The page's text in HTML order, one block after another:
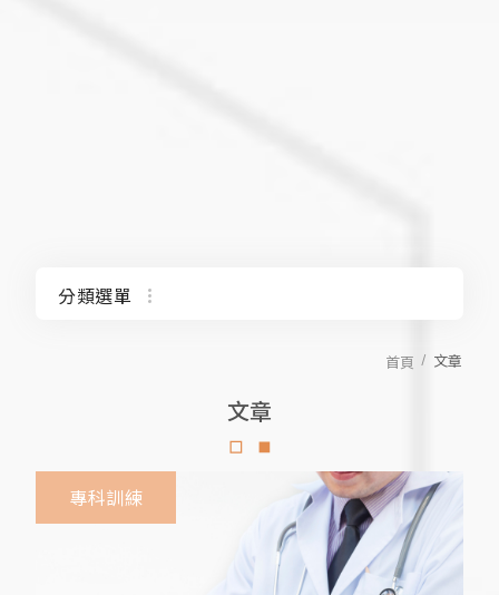
分類選單
首頁 文章
文章
專科訓練